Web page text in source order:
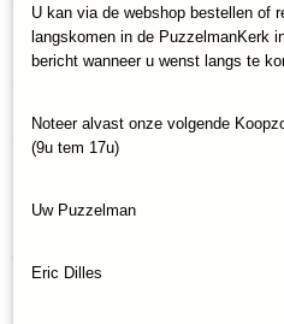
Specificaties
Magnolia-3005
EAN code
U kan via de webshop bestellen of
langskomen in de PuzzelmanKerk
bericht wanneer u wenst langs te
Noteer alvast onze volgende
(9u tem 17u)
Uw Puzzelman
Eric Dilles